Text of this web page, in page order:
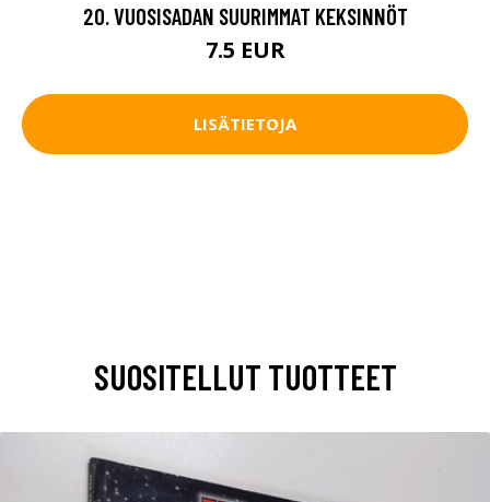
20. VUOSISADAN SUURIMMAT KEKSINNÖT
7.5 EUR
LISÄTIETOJA
SUOSITELLUT TUOTTEET